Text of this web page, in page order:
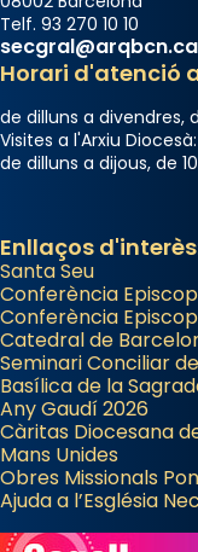
Telf. 93 270 10 10
Horari d'atenció
de dilluns a divendres,
Visites a l'Arxiu Diocesà:
de dilluns a dijous, de 10
Enllaços
Santa Seu
Conferència
Conferència
Catedral de
Seminari Conciliar
Basílica de la
Any Gaudí 2026
Càritas Diocesana
Mans Unides
Obres Missionals
Ajuda a l’Església